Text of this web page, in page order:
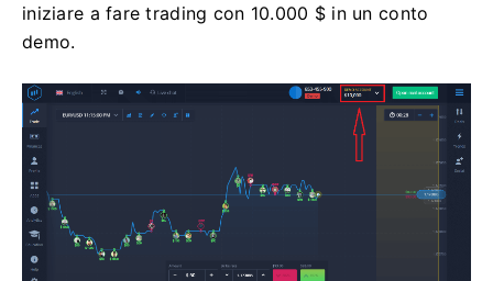
iniziare a fare trading con 10.000 $ in un conto
demo.